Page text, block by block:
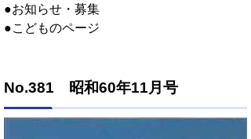
●お知らせ・募集
●こどものページ
No.381 昭和60年11月号